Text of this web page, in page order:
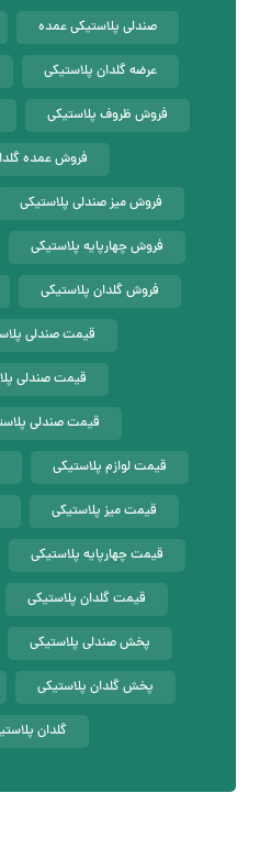
صندلی پلاستیکی عمده
عرضه گلدان پلاستیکی
فروش ظروف پلاستیکی
فروش عمده
فروش میز صندلی پلاستیکی
فروش چهارپایه پلاستیکی
فروش گلدان پلاستیکی
قیمت صندلی
قیمت صندلی
قیمت صندلی
قیمت لوازم پلاستیکی
قیمت میز پلاستیکی
قیمت چهارپایه پلاستیکی
قیمت گلدان پلاستیکی
پخش صندلی پلاستیکی
پخش گلدان پلاستیکی
گلدان